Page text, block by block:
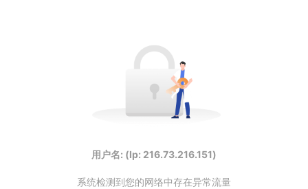
用户名: (Ip: 216.73.216.151)
系统检测到您的网络中存在异常流量